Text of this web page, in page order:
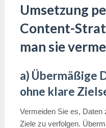
Umsetzung
Content-
man sie
a) Übermäßige
ohne klare
Vermeiden Sie es,
Ziele zu verfolgen.